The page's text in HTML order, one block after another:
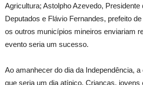
Agricultura; Astolpho Azevedo, Presidente
Deputados e Flávio Fernandes, prefeito
os outros municípios mineiros enviariam
evento seria um sucesso.
Ao amanhecer do dia da Independência,
que seria um dia atípico. Crianças, jovens